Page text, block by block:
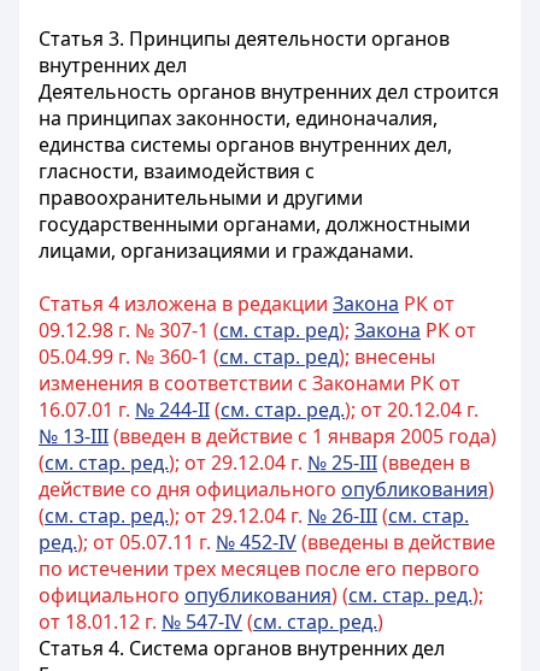
Статья 3. Принципы деятельности органов
внутренних дел
Деятельность органов внутренних дел строится
на принципах законности, единоначалия,
единства системы органов внутренних дел,
гласности, взаимодействия с
правоохранительными и другими
государственными органами, должностными
лицами, организациями и гражданами.
Статья 4 изложена в редакции Закона РК от
09.12.98 г. № 307-1 (см. стар. ред); Закона РК от
05.04.99 г. № 360-1 (см. стар. ред); внесены
изменения в соответствии с Законами РК от
16.07.01 г. № 244-II(см. стар. ред.); от 20.12.04 г.
№ 13-III(введен в действие с 1 января 2005 года)
(см. стар. ред.); от 29.12.04 г. № 25-III(введен в
действие со дня официального опубликования)
(см. стар. ред.); от 29.12.04 г. № 26-III(см. стар.
ред.); от 05.07.11 г. № 452-IV(введены в действие
по истечении трех месяцев после его первого
официального опубликования) (см. стар. ред.);
от 18.01.12 г. № 547-IV(см. стар. ред.)
Статья 4. Система органов внутренних дел